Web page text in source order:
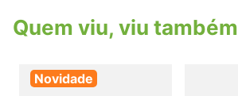
Quem viu, viu também
Novidade